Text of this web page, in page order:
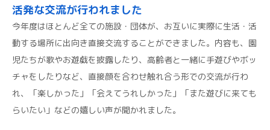
活発な交流が行われました
今年度はほとんど全ての施設・団体が、お互いに実際に生活・活
動する場所に出向き直接交流することができました。内容も、園
児たちが歌やお遊戯を披露したり、高齢者と一緒に手遊びやボッ
チャをしたりなど、直接顔を合わせ触れ合う形での交流が行わ
れ、「楽しかった」「会えてうれしかった」「また遊びに来ても
らいたい」などの嬉しい声が聞かれました。